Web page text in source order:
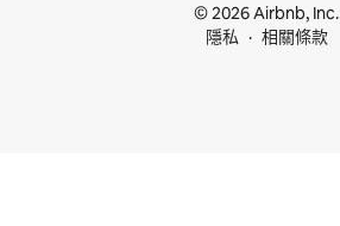
© 2026 Airbnb, Inc.
隱私
相關條款